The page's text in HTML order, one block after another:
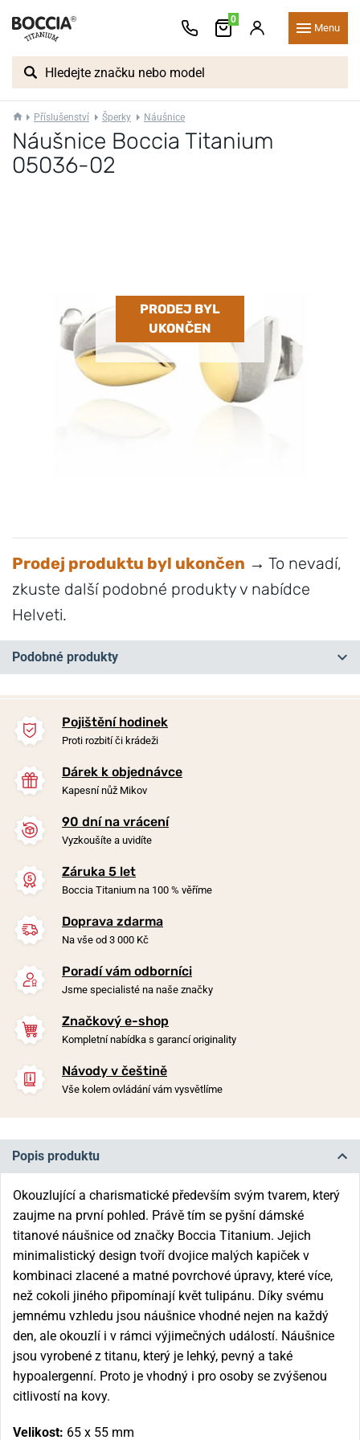
0
Menu
Příslušenství Šperky Náušnice
Náušnice Boccia Titanium
05036-02
PRODEJ BYL
UKONČEN
Prodej produktu byl ukončen → To nevadí,
zkuste další podobné produkty v nabídce
Helveti.
Podobné produkty
-20%
Náušnice Boccia Titanium
0581-02
Skladem
1 590 Kč
Pojištění hodinek
Proti rozbití či krádeži
Dárek k objednávce
Kapesní nůž Mikov
90 dní na vrácení
Vyzkoušíte a uvidíte
Záruka 5 let
Boccia Titanium na 100 % věříme
Doprava zdarma
Na vše od 3 000 Kč
Poradí vám odborníci
Jsme specialisté na naše značky
Značkový e-shop
Kompletní nabídka s garancí originality
Návody v češtině
Vše kolem ovládání vám vysvětlíme
Popis produktu
Okouzlující a charismatické především svým tvarem, který
zaujme na první pohled. Právě tím se pyšní dámské
titanové náušnice od značky Boccia Titanium. Jejich
minimalistický design tvoří dvojice malých kapiček v
kombinaci zlacené a matné povrchové úpravy, které více,
než cokoli jiného připomínají květ tulipánu. Díky svému
jemnému vzhledu jsou náušnice vhodné nejen na každý
den, ale okouzlí i v rámci výjimečných událostí. Náušnice
jsou vyrobené z titanu, který je lehký, pevný a také
hypoalergenní. Proto je vhodný i pro osoby se zvýšenou
citlivostí na kovy.
Velikost: 65 x 55 mm